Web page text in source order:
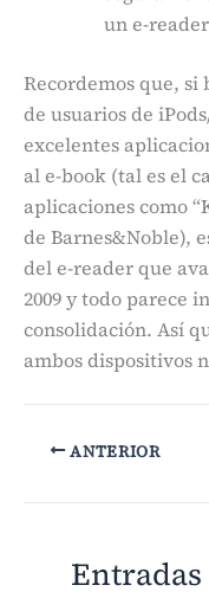
un e-
Recordemos que, si
de usuarios de
excelentes
al e-book (tal es el
aplicaciones como
de Barnes&Noble),
del e-reader que
2009 y todo parece
consolidación. Así
ambos dispositivos
ANTERIOR